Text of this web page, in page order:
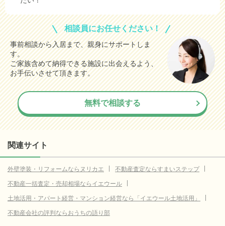
東金市(参考値) 20.0万円
習志野市(参考値) 19.4万円
流山市(参考値) 14.5
八千代市(参考値) 13.7万円
我孫子市(参考値) 6.7万円
鎌ケ谷市 10.0万円
浦安市(参考値) 30.0万円
四街道市 (参考値)
八街市(参考値) 20.0
白井市(参考値) 7.7
匝瑳市(参考値)
相談員にお任せください！
事前相談から入居まで、親身にサポートしま
す。
ご家族含めて納得できる施設に出会えるよう、
お手伝いさせて頂きます。
無料で相談する
関連サイト
外壁塗装・リフォームならヌリカエ
不動産査定ならすまいステップ
不動産一括査定・売却相場ならイエウール
土地活用・アパート経営・マンション経営なら「イエウール土地活用」
不動産会社の評判ならおうちの語り部